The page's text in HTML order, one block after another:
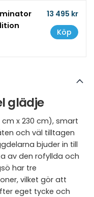
13 495 kr
Köp
glädje
x 230 cm), smart
och väl tilltagen
bjuder in till
av den rofyllda och
har tre
vilket gör att
eget tycke och